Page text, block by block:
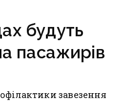
будуть
пасажирів
завезення